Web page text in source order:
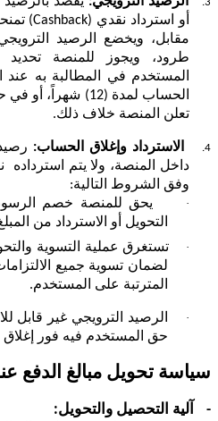
3.
أو استرداد نقدي (Cashback
)
مقابل،
ويخضع الرصيد
طرود، ويجوز للمنصة
المستخدم في المطالبة به عند
الحساب لمدة (12)
تعلن المنصة خلاف ذلك.
4. الاسترداد وإغلاق الحساب:
داخل المنصة، ولا يتم استرداده
وفق الشروط التالية:
·
يحق للمنصة خصم الرسوم
التحويل أو الاسترداد من
·
لضمان تسوية جميع
المترتبة على المستخدم.
·
الرصيد الترويجي غير قابل
حق المستخدم فيه فور
سياسة تحويل مبالغ الدفع
- آلية التحصيل والتحويل: